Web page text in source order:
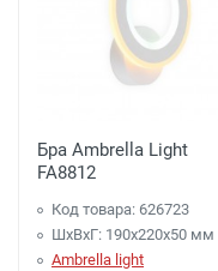
Бра Ambrella Light
FA8812
Код товара: 626723
ШхВхГ: 190x220x50 мм
Ambrella light